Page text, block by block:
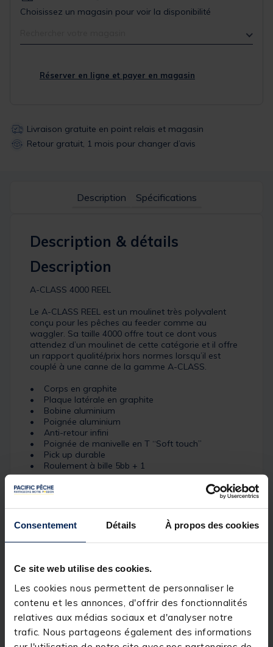
Consentement Détails À propos des cookies
Ce site web utilise des cookies.
Les cookies nous permettent de personnaliser le
contenu et les annonces, d'offrir des fonctionnalités
relatives aux médias sociaux et d'analyser notre
trafic. Nous partageons également des informations
Choisissez un magasin pour voir la disponibilité
Réserver en ligne et payer en magasin
Livraison gratuite en point relais et magasin
Retour gratuit, 1 mois pour changer d’avis
Description Spécifications
Description & détails
Description
A-CLASS 4000 REEL
Le A-CLASS REEL est un moulinet très polyvalent
conçu pour les pêches au feeder comme au
waggler. Sa taille 4000 offre tout ce dont vous
attendez d’un moulinet de cette catégorie et il offre
un rapport qualité/prix hors normes lorsqu’il est
couplé à une canne de la gamme A-CLASS.
• Corps en graphite
• Plaque latérale en graphite
• Bobine aluminium
• Poignée aluminium
• Anti-retour infini
• Poignée de manivelle en T “Soft touch”
• Pick up durable
• Roulement à bille 5bb + 1
CAPACITE DE NYLON
5lb (0.18mm) 250m
6lb (0.20mm) 235m
8lb (0.24mm) 185m
10lb (0.27mm) 140m
Détails
Description du moulinet 4000 Reel
Poids 370g